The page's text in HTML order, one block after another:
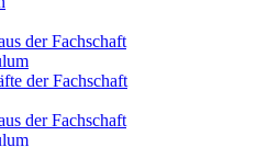
der Fachschaft
der Fachschaft
der Fachschaft